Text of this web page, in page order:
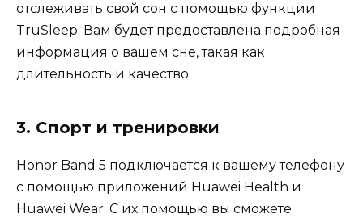
отслеживать свой сон с помощью функции
TruSleep. Вам будет предоставлена подробная
информация о вашем сне, такая как
длительность и качество.
3. Спорт и тренировки
Honor Band 5 подключается к вашему телефону
с помощью приложений Huawei Health и
Huawei Wear. С их помощью вы сможете